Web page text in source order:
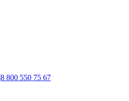
8 800 550 75 67